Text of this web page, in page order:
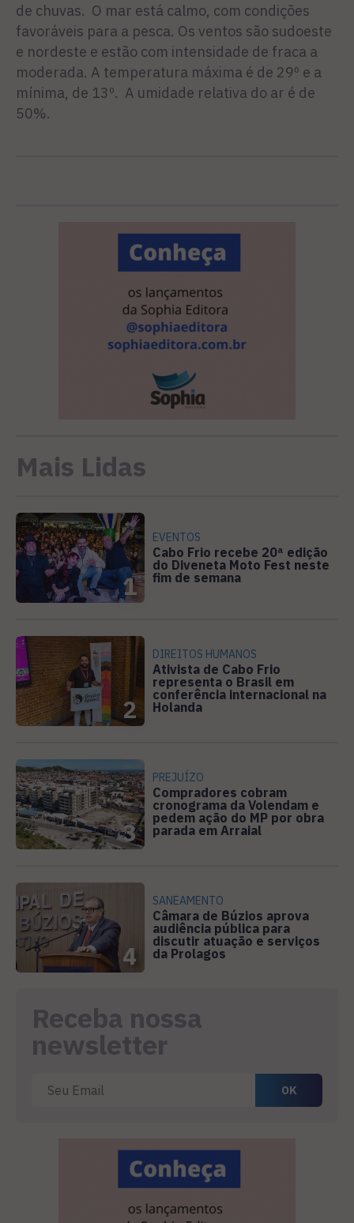
de chuvas. O mar está calmo, com condições
favoráveis para a pesca. Os ventos são sudoeste
e nordeste e estão com intensidade de fraca a
moderada. A temperatura máxima é de 29º e a
mínima, de 13º. A umidade relativa do ar é de
50%.
Mais Lidas
1
EVENTOS
Cabo Frio recebe 20ª edição
do Diveneta Moto Fest neste
fim de semana
2
DIREITOS HUMANOS
Ativista de Cabo Frio
representa o Brasil em
conferência internacional na
Holanda
3
PREJUÍZO
Compradores cobram
cronograma da Volendam e
pedem ação do MP por obra
parada em Arraial
4
SANEAMENTO
Câmara de Búzios aprova
audiência pública para
discutir atuação e serviços
da Prolagos
Receba nossa
newsletter